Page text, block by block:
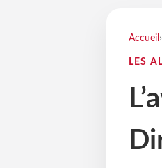
Accueil ›
LES